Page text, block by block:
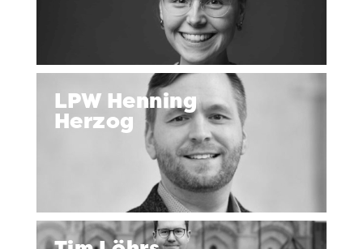
LPW Henning
Herzog